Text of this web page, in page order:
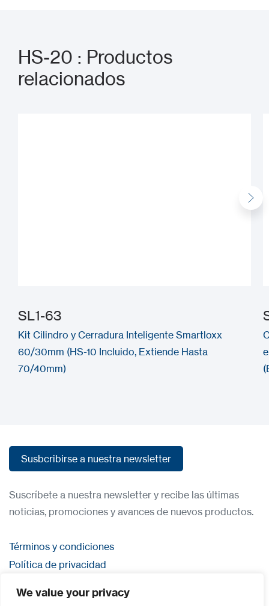
We value your privacy
HS-20 : Productos
relacionados
SL1-63
Kit Cilindro y Cerradura Inteligente Smartloxx
60/30mm (HS-10 Incluido, Extiende Hasta
70/40mm)
Susbcribirse a nuestra newsletter
Suscríbete a nuestra newsletter y recibe las últimas
noticias, promociones y avances de nuevos productos.
Términos y condiciones
Política de privacidad
Iniciar sesión